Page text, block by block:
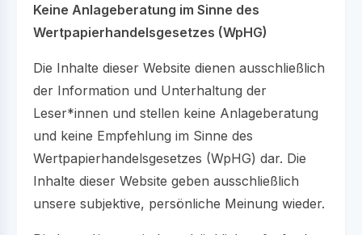
Keine Anlageberatung im Sinne des
Wertpapierhandelsgesetzes (WpHG)
Die Inhalte dieser Website dienen ausschließlich
der Information und Unterhaltung der
Leser*innen und stellen keine Anlageberatung
und keine Empfehlung im Sinne des
Wertpapierhandelsgesetzes (WpHG) dar. Die
Inhalte dieser Website geben ausschließlich
unsere subjektive, persönliche Meinung wieder.